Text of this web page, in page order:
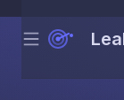
Menu